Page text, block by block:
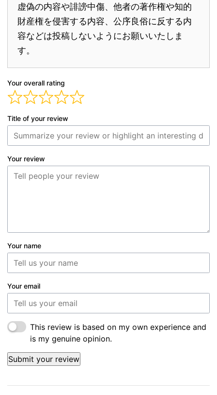
虚偽の内容や誹謗中傷、他者の著作権や知的
財産権を侵害する内容、公序良俗に反する内
容などは投稿しないようにお願いいたしま
す。
Your overall rating
Title of your review
Your review
Your name
Your email
This review is based on my own experience and
is my genuine opinion.
Submit your review